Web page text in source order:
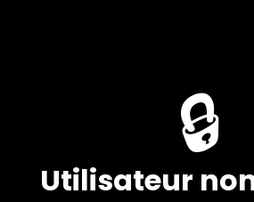
🔒
Utilisateur